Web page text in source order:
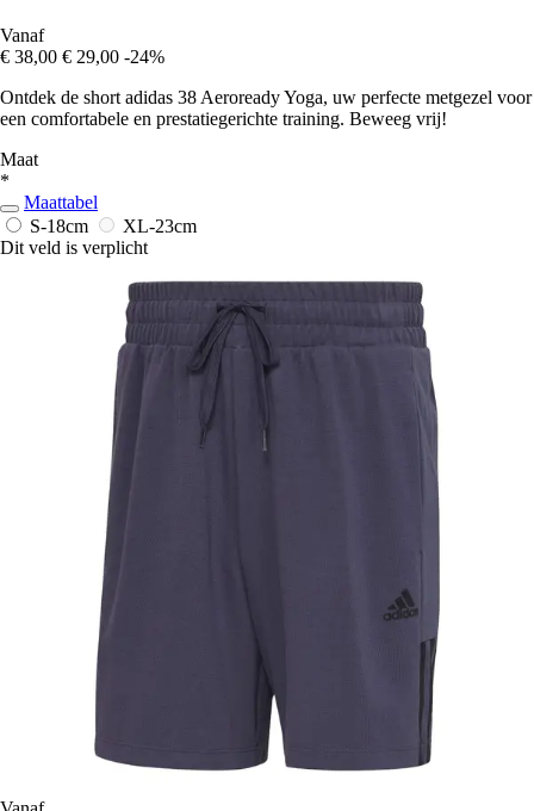
Vanaf
€ 38,00 € 29,00 -24%
Ontdek de short adidas 38 Aeroready Yoga, uw perfecte metgezel voor
een comfortabele en prestatiegerichte training. Beweeg vrij!
Maat
*
Maattabel
S-18cm
XL-23cm
Dit veld is verplicht